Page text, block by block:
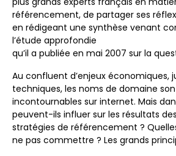
référencement, de partager ses
en rédigeant une synthèse venant
l’étude approfondie
qu’il a publiée en mai 2007 sur la
Au confluent d’enjeux économiques,
techniques, les noms de domaine
incontournables sur internet. Mais
peuvent-ils influer sur les résultats des
stratégies de référencement ?
ne pas commettre ? Les grands